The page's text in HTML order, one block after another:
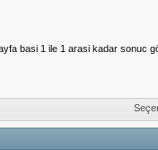
basi 1 ile 1 arasi kadar sonuc